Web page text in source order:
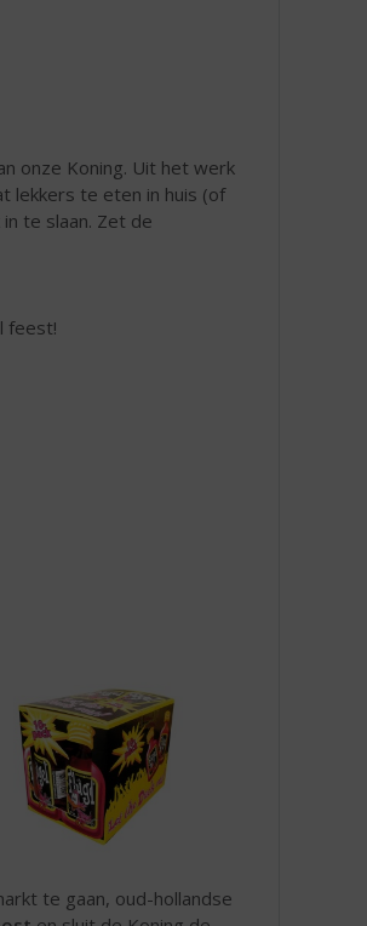
onze Koning. Uit het werk
lekkers te eten in huis (of
te slaan. Zet de
feest!
te gaan, oud-hollandse